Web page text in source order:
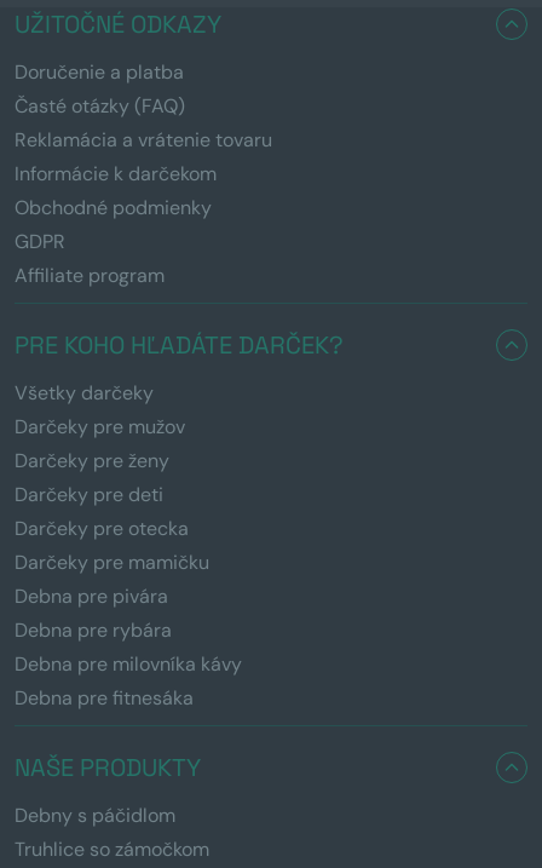
UŽITOČNÉ ODKAZY
Doručenie a platba
Časté otázky (FAQ)
Reklamácia a vrátenie tovaru
Informácie k darčekom
Obchodné podmienky
GDPR
Affiliate program
PRE KOHO HĽADÁTE DARČEK?
Všetky darčeky
Darčeky pre mužov
Darčeky pre ženy
Darčeky pre deti
Darčeky pre otecka
Darčeky pre mamičku
Debna pre pivára
Debna pre rybára
Debna pre milovníka kávy
Debna pre fitnesáka
NAŠE PRODUKTY
Debny s páčidlom
Truhlice so zámočkom